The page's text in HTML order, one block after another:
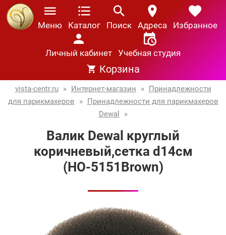
Меню Каталог Поиск Адреса Избранное
Личный кабинет Учебная студия
Корзина
vista-centr.ru » Интернет-магазин » Принадлежности
для парикмахеров
» Принадлежности для парикмахеров
Dewal
»
Валик Dewal круглый
коричневый,сетка d14см
(НО-5151Brown)